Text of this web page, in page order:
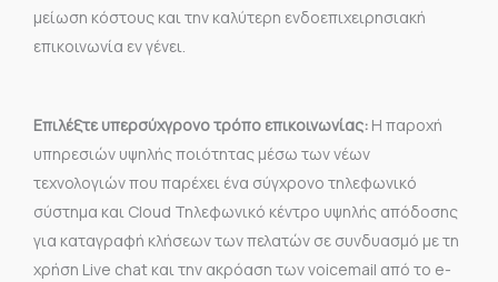
μείωση κόστους και την καλύτερη ενδοεπιχειρησιακή
επικοινωνία εν γένει.
Επιλέξτε υπερσύχγρονο τρόπο επικοινωνίας: Η παροχή
υπηρεσιών υψηλής ποιότητας μέσω των νέων
τεχνολογιών που παρέχει ένα σύγχρονο τηλεφωνικό
σύστημα και Cloud Τηλεφωνικό κέντρο υψηλής απόδοσης
για καταγραφή κλήσεων των πελατών σε συνδυασμό με τη
χρήση Live chat και την ακρόαση των voicemail από το e-